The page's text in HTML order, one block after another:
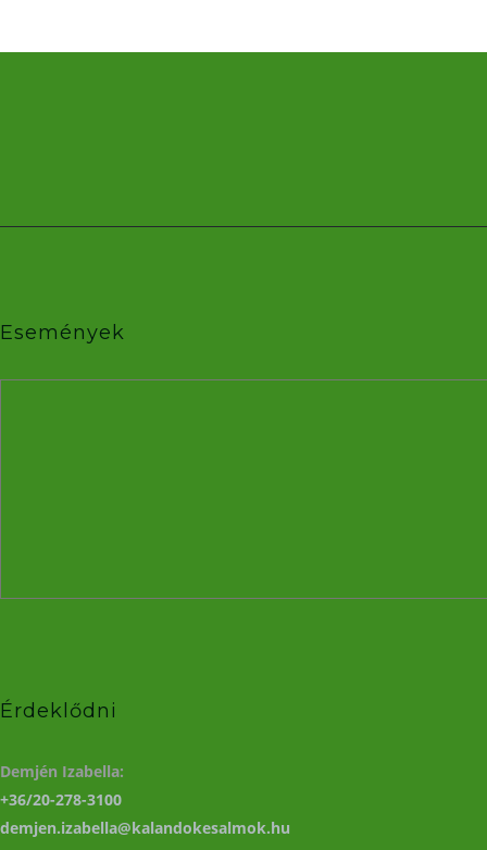
Események
Érdeklődni
Demjén Izabella:
+36/20-278-3100
demjen.izabella@kalandokesalmok.hu